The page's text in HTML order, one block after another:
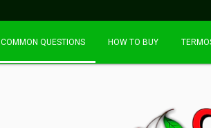
COMMON QUESTIONS HOW TO BUY